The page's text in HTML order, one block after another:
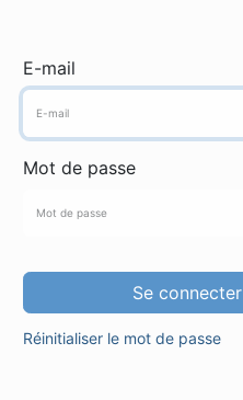
E-mail
Mot de passe
Se connecter
Réinitialiser le mot de passe